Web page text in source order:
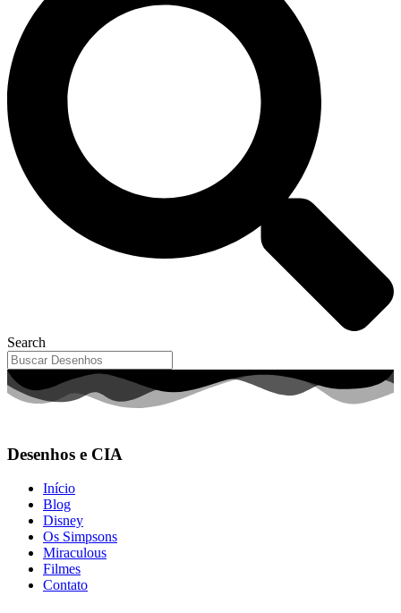
Search
Desenhos e CIA
Início
Blog
Disney
Os Simpsons
Miraculous
Filmes
Contato